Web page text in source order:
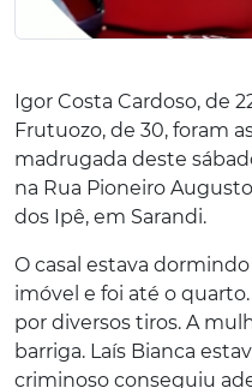
Igor Costa Cardoso, de
Frutuozo, de 30, foram
madrugada deste
na Rua Pioneiro
dos Ipê, em Sarandi.
O casal estava
imóvel e foi até o
por diversos tiros. A
barriga. Laís Bianca
criminoso conseguiu